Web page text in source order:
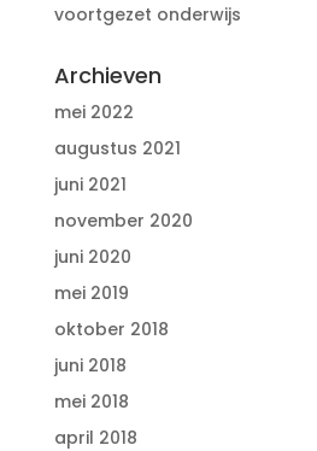
voortgezet onderwijs
Archieven
mei 2022
augustus 2021
juni 2021
november 2020
juni 2020
mei 2019
oktober 2018
juni 2018
mei 2018
april 2018